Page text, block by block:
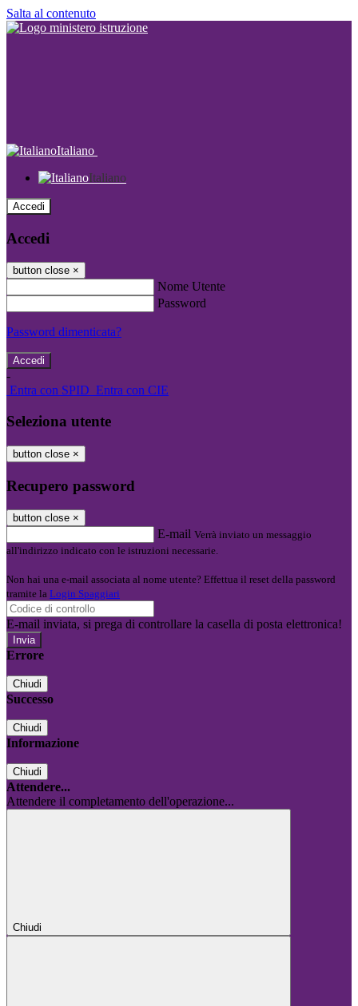
Salta al contenuto
Italiano
Italiano
Accedi
Accedi
button close ×
Nome Utente
Password
Password dimenticata?
-
Entra con SPID Entra con CIE
Seleziona utente
button close ×
Recupero password
button close ×
E-mail Verrà inviato un messaggio
all'indirizzo indicato con le istruzioni necessarie.
Non hai una e-mail associata al nome utente? Effettua il reset della password
tramite la Login Spaggiari
E-mail inviata, si prega di controllare la casella di posta elettronica!
Errore
Chiudi
Successo
Chiudi
Informazione
Chiudi
Attendere...
Attendere il completamento dell'operazione...
Chiudi